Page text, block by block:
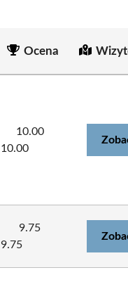
Ocena
10.00
10.00
9.75
9.75